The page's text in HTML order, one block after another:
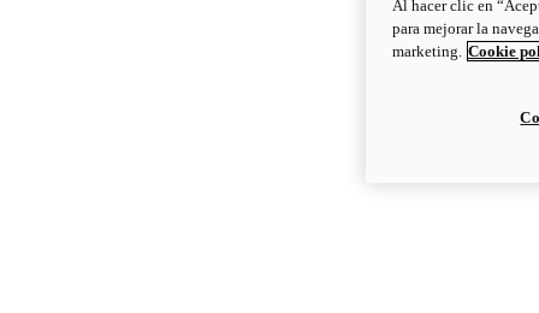
Al hacer clic en
para mejorar la
marketing. Cookie